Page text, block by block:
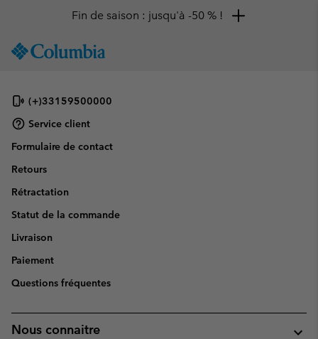
TO
TO
MAIN
TO
SEARCH
Fin de saison : jusqu'à -50 % !
(+)33159500000
Service client
Formulaire de contact
Retours
Rétractation
Statut de la commande
Livraison
Paiement
Questions fréquentes
Nous connaitre